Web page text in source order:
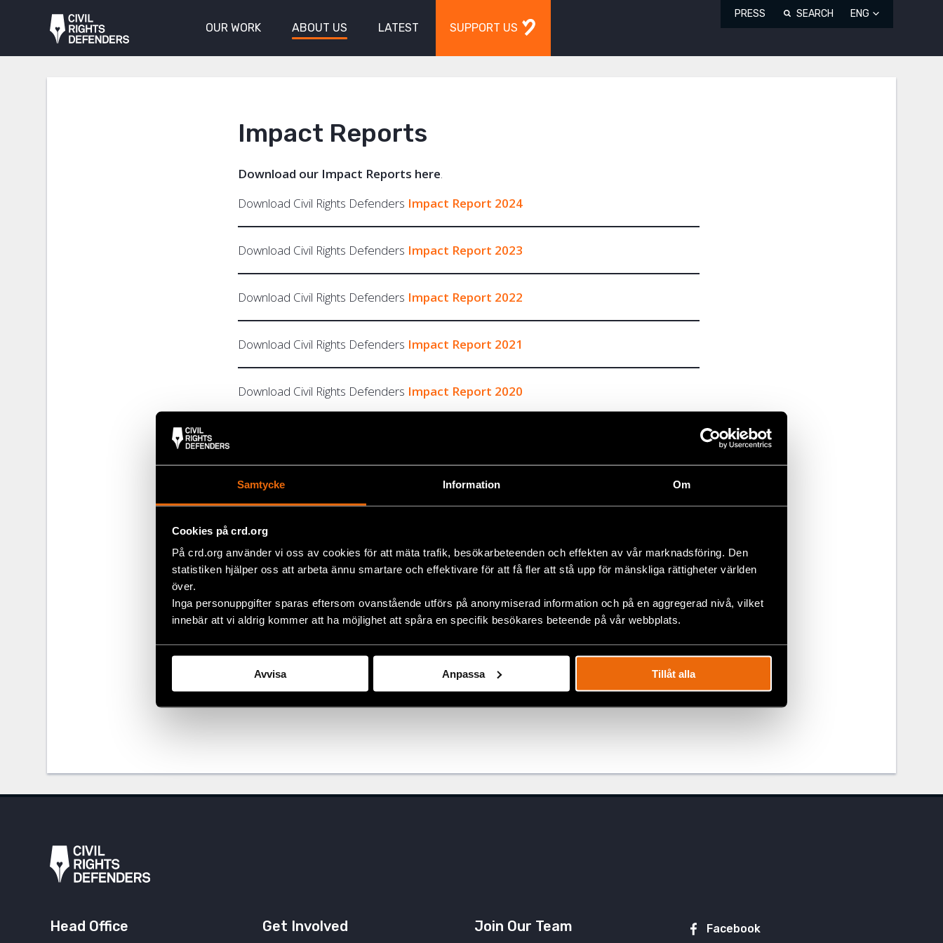
Samtycke Information Om
Cookies på crd.org
På crd.org använder vi oss av cookies för att mäta trafik, besökarbeteenden och effekten av vår marknadsföring. Den
statistiken hjälper oss att arbeta ännu smartare och effektivare för att få fler att stå upp för mänskliga rättigheter världen
över.
Inga personuppgifter sparas eftersom ovanstående utförs på anonymiserad information och på en aggregerad nivå, vilket
innebär att vi aldrig kommer att ha möjlighet att spåra en specifik besökares beteende på vår webbplats.
Avvisa Anpassa Tillåt alla
OUR WORK ABOUT US LATEST SUPPORT US
PRESS SEARCH ENG
Impact Reports
Download our Impact Reports here.
Download Civil Rights Defenders Impact Report 2024
Download Civil Rights Defenders Impact Report 2023
Download Civil Rights Defenders Impact Report 2022
Download Civil Rights Defenders Impact Report 2021
Download Civil Rights Defenders Impact Report 2020
Download Civil Rights Defenders Impact Report 2018
Download Civil Rights Defenders
Download Civil Rights Defenders
Download Civil Rights DefendersImpact Report 2015
Download Civil Rights Defenders Impact Report 2014
Head Office Get Involved Join Our Team Facebook